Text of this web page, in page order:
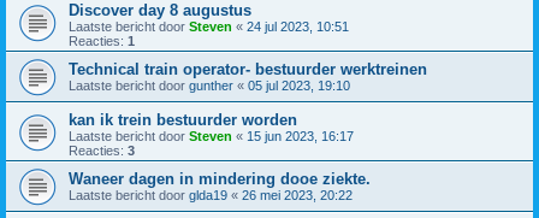
Discover day 8 augustus
Laatste bericht door Steven « 24 jul 2023, 10:51
Reacties: 1
Technical train operator- bestuurder werktreinen
Laatste bericht door gunther « 05 jul 2023, 19:10
kan ik trein bestuurder worden
Laatste bericht door Steven « 15 jun 2023, 16:17
Reacties: 3
Waneer dagen in mindering dooe ziekte.
Laatste bericht door glda19 « 26 mei 2023, 20:22